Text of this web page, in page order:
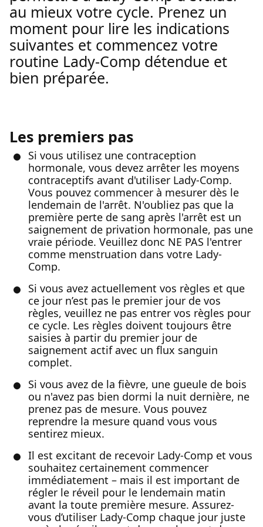
au mieux votre cycle. Prenez un
moment pour lire les indications
suivantes et commencez votre
routine Lady-Comp détendue et
bien préparée.
Les premiers pas
Si vous utilisez une contraception
hormonale, vous devez arrêter les moyens
contraceptifs avant d'utiliser Lady-Comp.
Vous pouvez commencer à mesurer dès le
lendemain de l'arrêt. N'oubliez pas que la
première perte de sang après l'arrêt est un
saignement de privation hormonale, pas une
vraie période. Veuillez donc NE PAS l'entrer
comme menstruation dans votre Lady-
Comp.
Si vous avez actuellement vos règles et que
ce jour n’est pas le premier jour de vos
règles, veuillez ne pas entrer vos règles pour
ce cycle. Les règles doivent toujours être
saisies à partir du premier jour de
saignement actif avec un flux sanguin
complet.
Si vous avez de la fièvre, une gueule de bois
ou n'avez pas bien dormi la nuit dernière, ne
prenez pas de mesure. Vous pouvez
reprendre la mesure quand vous vous
sentirez mieux.
Il est excitant de recevoir Lady-Comp et vous
souhaitez certainement commencer
immédiatement – mais il est important de
régler le réveil pour le lendemain matin
avant la toute première mesure. Assurez-
vous d’utiliser Lady-Comp chaque jour juste